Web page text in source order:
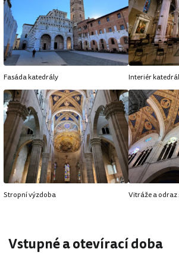
Fasáda katedrály Interiér
Stropní výzdoba Vitráže a odraz
Vstupné a otevírací doba